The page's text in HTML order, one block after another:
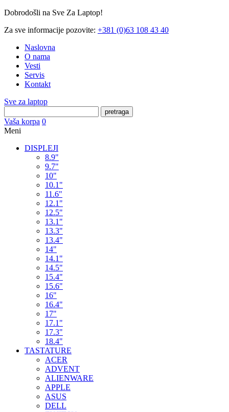
Dobrodošli na Sve Za Laptop!
Za sve informacije pozovite: +381 (0)63 108 43 40
Naslovna
O nama
Vesti
Servis
Kontakt
Sve za laptop
pretraga
Vaša korpa 0
Meni
DISPLEJI
8.9"
9.7"
10"
10.1"
11.6"
12.1"
12.5"
13.1"
13.3"
13.4"
14"
14.1"
14.5"
15.4"
15.6"
16"
16.4"
17"
17.1"
17.3"
18.4"
TASTATURE
ACER
ADVENT
ALIENWARE
APPLE
ASUS
DELL